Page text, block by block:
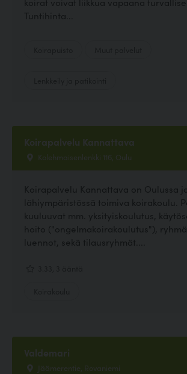
Tuntihinta...
Koirapalvelu Kannattava
Kolehmaisenlenkki 116, Oulu
Koirapalvelu Kannattava on Oulussa
lähiympäristössä toimiva koirakoulu.
kuuluuvat mm. yksityiskoulutus,
hoito ("ongelmakoirakoulutus"),
luennot, sekä tilausryhmät....
Valdemari
Jäämerentie, Rovaniemi